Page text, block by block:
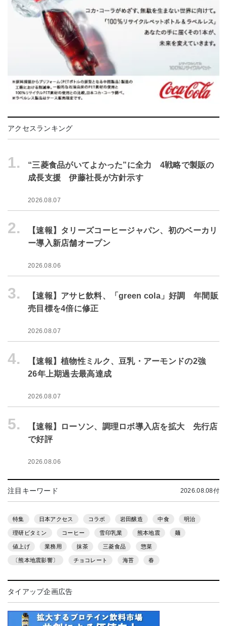
アクセスランキング
1.
“三菱食品がいてよかった”に全力 4戦略で製販の
成長支援 伊藤社長が方針示す
2026.08.07
2.
【速報】タリーズコーヒージャパン、初のベーカリ
ー導入新店舗オープン
2026.08.06
3.
【速報】アサヒ飲料、「green cola」好調 年間販
売目標を4倍に修正
2026.08.07
4.
【速報】植物性ミルク、豆乳・アーモンドの2強
26年上期過去最高達成
2026.08.07
5.
【速報】ローソン、調理ロボ導入店を拡大 先行店
で好評
2026.08.06
注目キーワード 2026.08.08付
特集 日本アクセス コラボ 岩田醸造 中食 明治
理研ビタミン コーヒー 雪印乳業 熊本地震 麺
値上げ 業務用 抹茶 三菱食品 惣菜
〔熊本地震影響〕 チョコレート 海苔 春
タイアップ企画広告